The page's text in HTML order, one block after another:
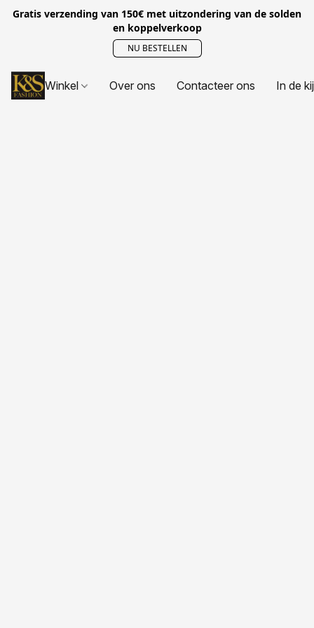
Gratis verzending van 150€ met uitzondering van de solden
en koppelverkoop
NU BESTELLEN
Winkel Over ons Contacteer ons In de